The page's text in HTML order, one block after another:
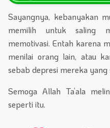
Sayangnya, kebanyakan
memilih untuk saling
memotivasi. Entah karena
menilai orang lain, atau
sebab depresi mereka yang
Semoga Allah Ta’ala
seperti itu.